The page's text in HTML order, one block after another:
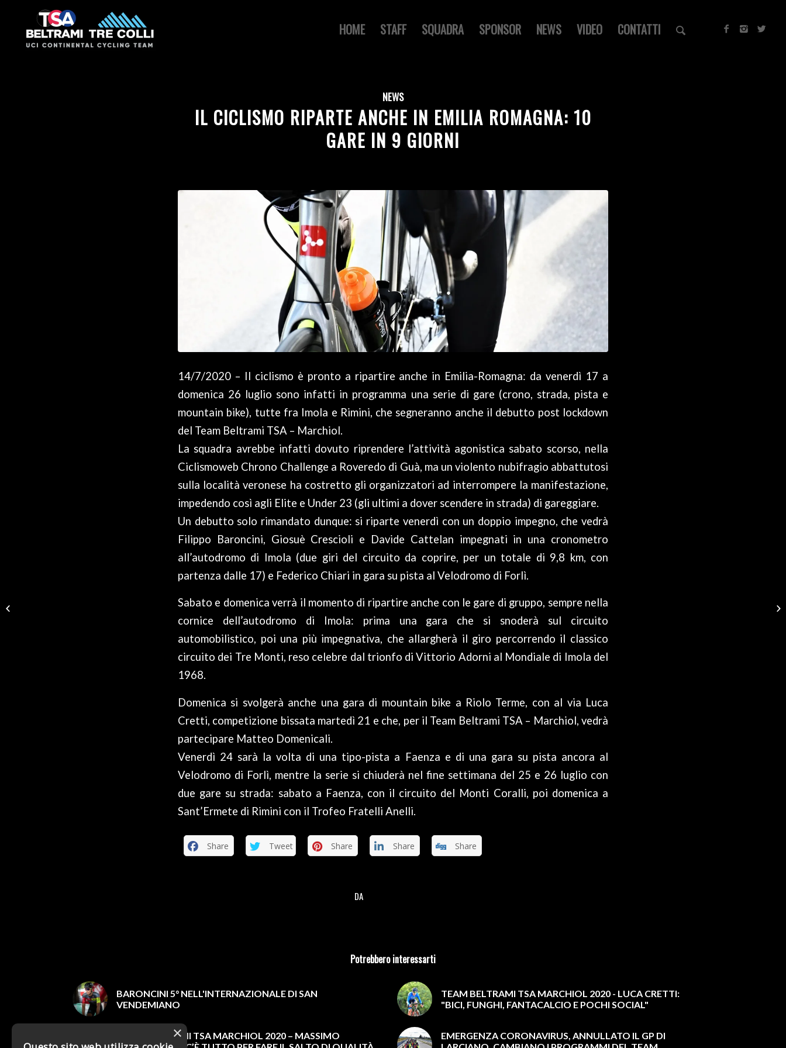
HOME STAFF SQUADRA SPONSOR NEWS VIDEO CONTATTI
NEWS
IL CICLISMO RIPARTE ANCHE IN EMILIA ROMAGNA: 10
GARE IN 9 GIORNI
14/7/2020 – Il ciclismo è pronto a ripartire anche in Emilia-Romagna: da venerdì 17 a
domenica 26 luglio sono infatti in programma una serie di gare (crono, strada, pista e
mountain bike), tutte fra Imola e Rimini, che segneranno anche il debutto post lockdown
del Team Beltrami TSA – Marchiol.
La squadra avrebbe infatti dovuto riprendere l’attività agonistica sabato scorso, nella
Ciclismoweb Chrono Challenge a Roveredo di Guà, ma un violento nubifragio abbattutosi
sulla località veronese ha costretto gli organizzatori ad interrompere la manifestazione,
impedendo così agli Elite e Under 23 (gli ultimi a dover scendere in strada) di gareggiare.
Un debutto solo rimandato dunque: si riparte venerdì con un doppio impegno, che vedrà
Filippo Baroncini, Giosuè Crescioli e Davide Cattelan impegnati in una cronometro
all’autodromo di Imola (due giri del circuito da coprire, per un totale di 9,8 km, con
partenza dalle 17) e Federico Chiari in gara su pista al Velodromo di Forlì.
Sabato e domenica verrà il momento di ripartire anche con le gare di gruppo, sempre nella
cornice dell’autodromo di Imola: prima una gara che si snoderà sul circuito
automobilistico, poi una più impegnativa, che allargherà il giro percorrendo il classico
circuito dei Tre Monti, reso celebre dal trionfo di Vittorio Adorni al Mondiale di Imola del
1968.
Domenica si svolgerà anche una gara di mountain bike a Riolo Terme, con al via Luca
Cretti, competizione bissata martedì 21 e che, per il Team Beltrami TSA – Marchiol, vedrà
partecipare Matteo Domenicali.
Venerdì 24 sarà la volta di una tipo-pista a Faenza e di una gara su pista ancora al
Velodromo di Forlì, mentre la serie si chiuderà nel fine settimana del 25 e 26 luglio con
due gare su strada: sabato a Faenza, con il circuito del Monti Coralli, poi domenica a
Sant’Ermete di Rimini con il Trofeo Fratelli Anelli.
Share Tweet Share Share Share
DA
Potrebbero interessarti
BARONCINI 5° NELL'INTERNAZIONALE DI SAN
VENDEMIANO
TEAM BELTRAMI TSA MARCHIOL 2020 - LUCA CRETTI:
"BICI, FUNGHI, FANTACALCIO E POCHI SOCIAL"
TEAM BELTRAMI TSA MARCHIOL 2020 – MASSIMO
EMERGENZA CORONAVIRUS, ANNULLATO IL GP DI
×